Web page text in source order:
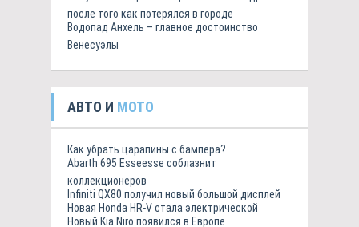
после того как потерялся в городе
Водопад Анхель – главное достоинство
Венесуэлы
АВТО И МОТО
Как убрать царапины с бампера?
Abarth 695 Esseesse соблазнит
коллекционеров
Infiniti QX80 получил новый большой дисплей
Новая Honda HR-V стала электрической
Новый Kia Niro появился в Европе